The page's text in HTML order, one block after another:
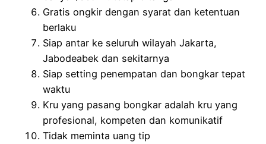
Gratis ongkir dengan syarat dan ketentuan
berlaku
Siap antar ke seluruh wilayah Jakarta,
Jabodeabek dan sekitarnya
Siap setting penempatan dan bongkar tepat
waktu
Kru yang pasang bongkar adalah kru yang
profesional, kompeten dan komunikatif
Tidak meminta uang tip